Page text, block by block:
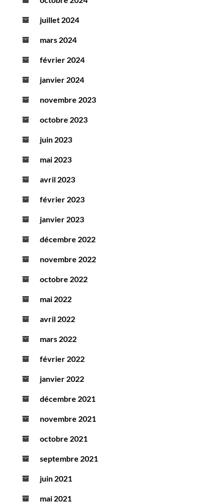
juillet 2024
mars 2024
février 2024
janvier 2024
novembre 2023
octobre 2023
juin 2023
mai 2023
avril 2023
février 2023
janvier 2023
décembre 2022
novembre 2022
octobre 2022
mai 2022
avril 2022
mars 2022
février 2022
janvier 2022
décembre 2021
novembre 2021
octobre 2021
septembre 2021
juin 2021
mai 2021